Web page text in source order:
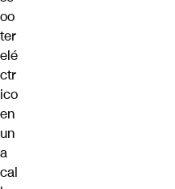
oo
ter
elé
ctr
ico
en
un
a
cal